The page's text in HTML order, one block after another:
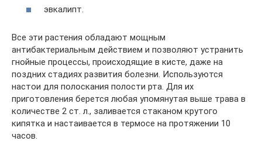
эвкалипт.
Все эти растения обладают мощным
антибактериальным действием и позволяют устранить
гнойные процессы, происходящие в кисте, даже на
поздних стадиях развития болезни. Используются
настои для полоскания полости рта. Для их
приготовления берется любая упомянутая выше трава в
количестве 2 ст. л., заливается стаканом крутого
кипятка и настаивается в термосе на протяжении 10
часов.